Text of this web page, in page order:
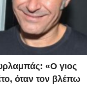
«Ο γιος
όταν τον βλέπω